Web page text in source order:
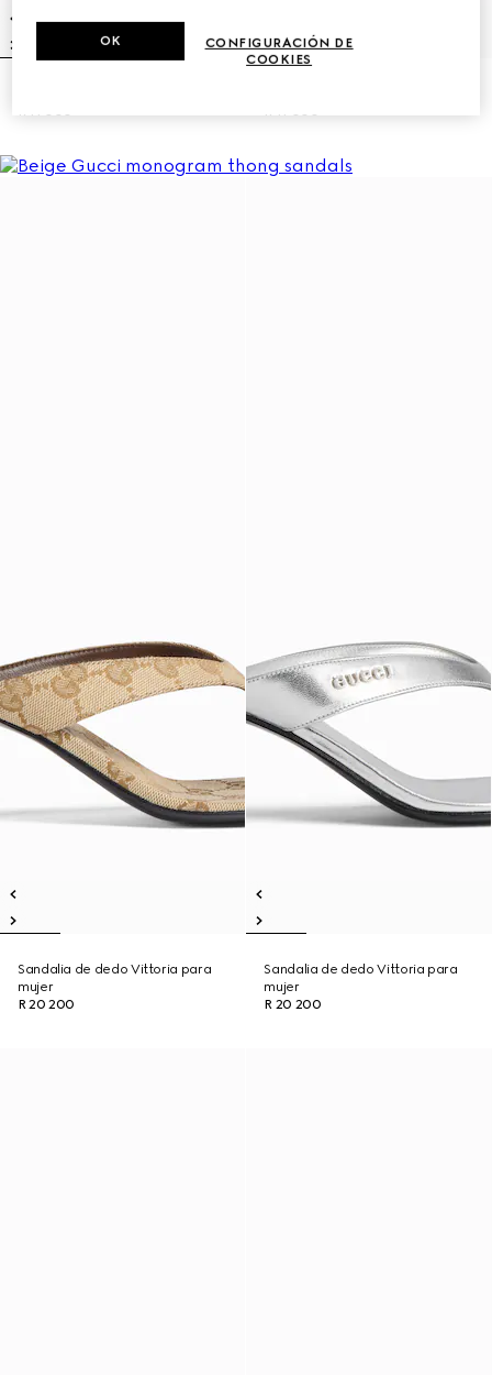
R 11 000
R 11 000
Sandalia de dedo Vittoria para
mujer
R 20 200
Sandalia de dedo Vittoria para
mujer
R 20 200
CONFIGURACIÓN DE
COOKIES
OK